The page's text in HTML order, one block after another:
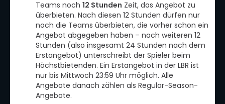
Teams noch 12 Stunden Zeit, das Angebot zu
überbieten. Nach diesen 12 Stunden dürfen nur
noch die Teams überbieten, die vorher schon ein
Angebot abgegeben haben – nach weiteren 12
Stunden (also insgesamt 24 Stunden nach dem
Erstangebot) unterschreibt der Spieler beim
Höchstbietenden. Ein Erstangebot in der LBR ist
nur bis Mittwoch 23:59 Uhr möglich. Alle
Angebote danach zählen als Regular-Season-
Angebote.